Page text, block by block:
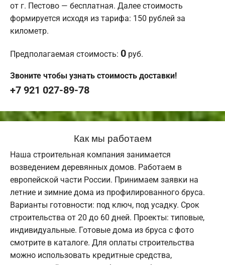
от г. Пестово — бесплатная. Далее стоимость
формируется исходя из тарифа: 150 рублей за
километр.
Предполагаемая стоимость: 0 руб.
Звоните чтобы узнать стоимость доставки!
+7 921 027-89-78
Как мы работаем
Наша строительная компания занимается
возведением деревянных домов. Работаем в
европейской части России. Принимаем заявки на
летние и зимние дома из профилированного бруса.
Варианты готовности: под ключ, под усадку. Срок
строительства от 20 до 60 дней. Проекты: типовые,
индивидуальные. Готовые дома из бруса с фото
смотрите в каталоге. Для оплаты строительства
можно использовать кредитные средства,